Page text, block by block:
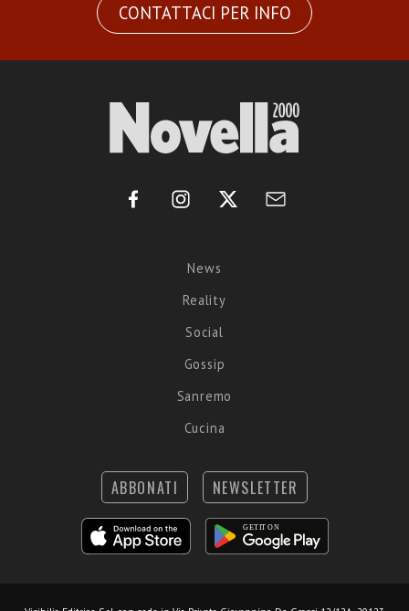
CONTATTACI PER INFO
News
Reality
Social
Gossip
Sanremo
Cucina
ABBONATI NEWSLETTER